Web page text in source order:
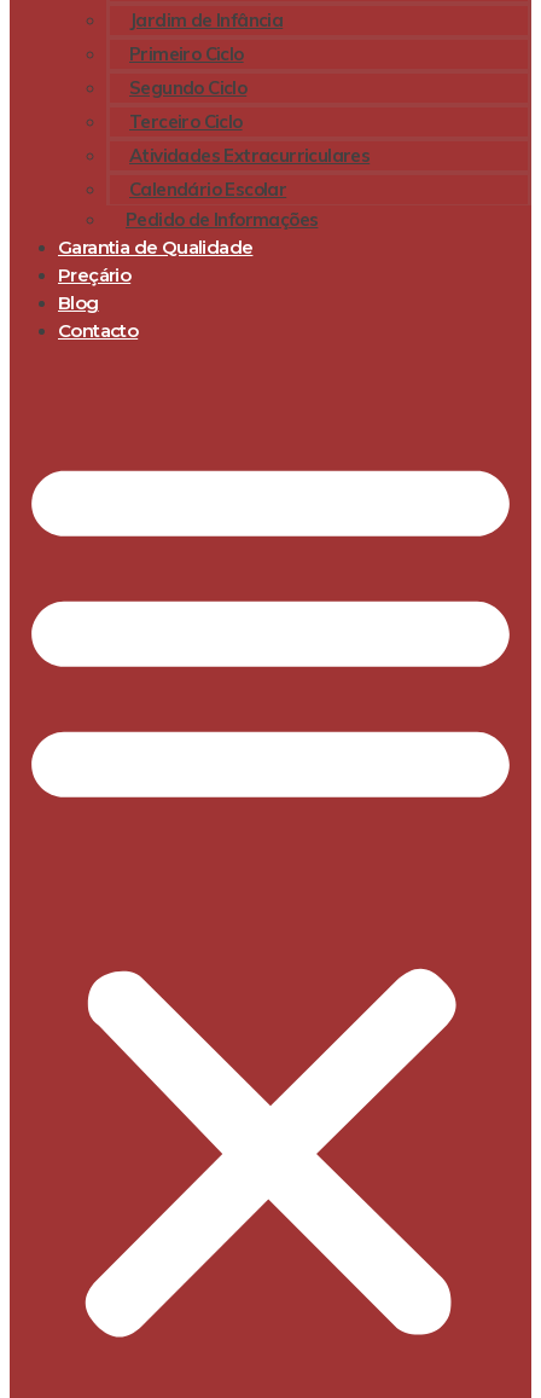
Jardim de Infância
Primeiro Ciclo
Segundo Ciclo
Terceiro Ciclo
Atividades Extracurriculares
Calendário Escolar
Pedido de Informações
Garantia de Qualidade
Preçário
Blog
Contacto